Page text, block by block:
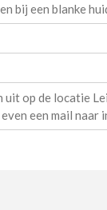
bij een blanke
op de locatie
een mail